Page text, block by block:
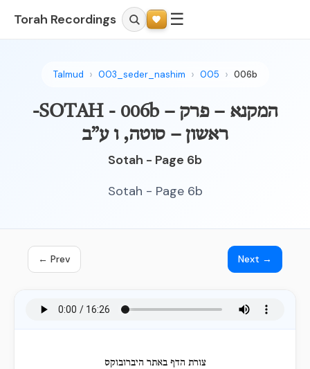
Torah Recordings ☰
Talmud 003_seder_nashim 005 006b
-SOTAH - 006b – המקנא – פרק
ראשון – סוטה, ו ע”ב
Sotah - Page 6b
Sotah - Page 6b
← Prev Next →
צורת הדף באתר היברובוקס